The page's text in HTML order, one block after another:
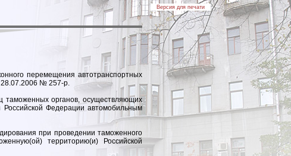
перемещения автотранспортных
28.07.2006 № 257-р.
таможенных органов, осуществляющих
Федерации автомобильным
при проведении таможенного
территорию(и) Российской
Версия для печати